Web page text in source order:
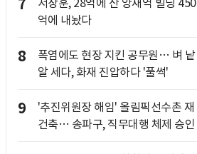
7
서장훈, 28억에 산 양재역 빌딩 450
억에 내놨다
8
폭염에도 현장 지킨 공무원… 벼 낱
알 세다, 화재 진압하다 '풀썩'
9
'추진위원장 해임' 올림픽선수촌 재
건축… 송파구, 직무대행 체제 승인